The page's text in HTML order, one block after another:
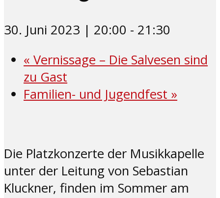
30. Juni 2023 | 20:00 - 21:30
« Vernissage – Die Salvesen sind
zu Gast
Familien- und Jugendfest »
Die Platzkonzerte der Musikkapelle
unter der Leitung von Sebastian
Kluckner, finden im Sommer am